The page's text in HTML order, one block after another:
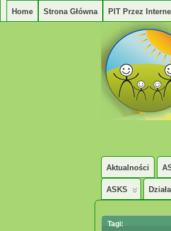
Home Strona Główna PIT Przez
Aktualności
ASKS
Tagi: